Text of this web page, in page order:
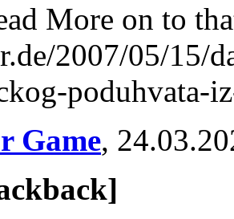
More on to
2007/05/15/
Game,